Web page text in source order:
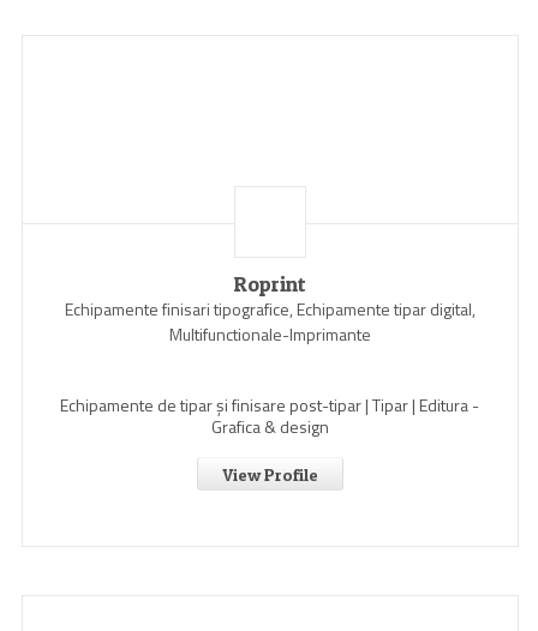
Roprint
Echipamente finisari tipografice, Echipamente tipar digital,
Multifunctionale-Imprimante
Echipamente de tipar și finisare post-tipar | Tipar | Editura -
Grafica & design
View Profile